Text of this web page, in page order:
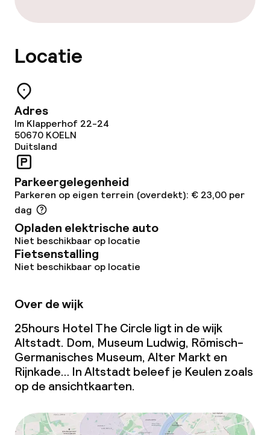
Locatie
Adres
Im Klapperhof 22-24
50670 KOELN
Duitsland
Parkeergelegenheid
Parkeren op eigen terrein (overdekt): € 23,00 per
dag
Opladen elektrische auto
Niet beschikbaar op locatie
Fietsenstalling
Niet beschikbaar op locatie
Over de wijk
25hours Hotel The Circle ligt in de wijk
Altstadt. Dom, Museum Ludwig, Römisch-
Germanisches Museum, Alter Markt en
Rijnkade… In Altstadt beleef je Keulen zoals
op de ansichtkaarten.